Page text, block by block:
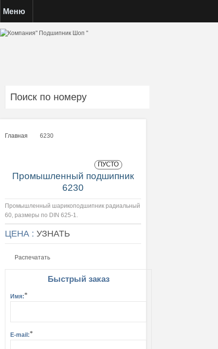
ПУСТО
Меню
Главная
6230
Промышленный подшипник
6230
Промышленный шарикоподшипник радиальный
60, размеры по DIN 625-1.
ЦЕНА : УЗНАТЬ
Распечатать
Быстрый заказ
Имя:*
E-mail:*